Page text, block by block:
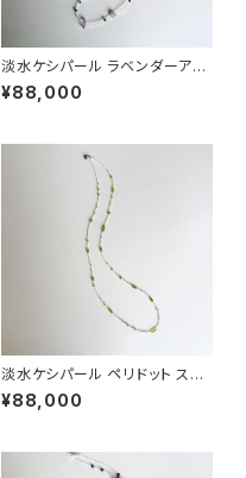
淡水ケシパール ラベンダーアメ
シスト ステーションネックレス
¥88,000
淡水ケシパール ペリドット ステ
ーションネックレス
¥88,000